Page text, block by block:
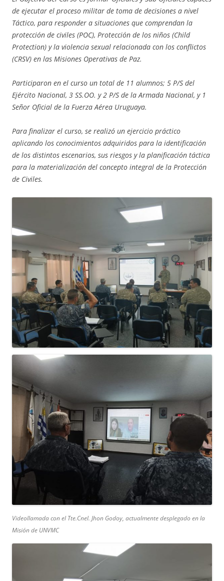
de ejecutar el proceso militar de toma de decisiones a nivel
Táctico, para responder a situaciones que comprendan la
protección de civiles (POC), Protección de los niños (Child
Protection) y la violencia sexual relacionada con los conflictos
(CRSV) en las Misiones Operativas de Paz.
Participaron en el curso un total de 11 alumnos; 5 P/S del
Ejército Nacional, 3 SS.OO. y 2 P/S de la Armada Nacional, y 1
Señor Oficial de la Fuerza Aérea Uruguaya.
Para finalizar el curso, se realizó un ejercicio práctico
aplicando los conocimientos adquiridos para la identificación
de los distintos escenarios, sus riesgos y la planificación táctica
para la materialización del concepto integral de la Protección
de Civiles.
Videollamada con el Tte.Cnel. Jhon Godoy, actualmente desplegado en la
Misión de UNVMC